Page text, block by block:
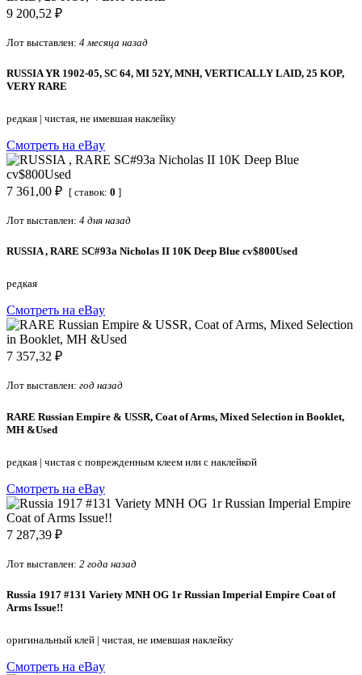
9 200,52 ₽
Лот выставлен: 4 месяца назад
RUSSIA YR 1902-05, SC 64, MI 52Y, MNH, VERTICALLY LAID, 25 KOP,
VERY RARE
редкая | чистая, не имевшая наклейку
Смотреть на eBay
7 361,00 ₽ [ ставок: 0 ]
Лот выставлен: 4 дня назад
RUSSIA , RARE SC#93a Nicholas II 10K Deep Blue cv$800Used
редкая
Смотреть на eBay
7 357,32 ₽
Лот выставлен: год назад
RARE Russian Empire & USSR, Coat of Arms, Mixed Selection in Booklet,
MH &Used
редкая | чистая с поврежденным клеем или с наклейкой
Смотреть на eBay
7 287,39 ₽
Лот выставлен: 2 года назад
Russia 1917 #131 Variety MNH OG 1r Russian Imperial Empire Coat of
Arms Issue!!
оригинальный клей | чистая, не имевшая наклейку
Смотреть на eBay